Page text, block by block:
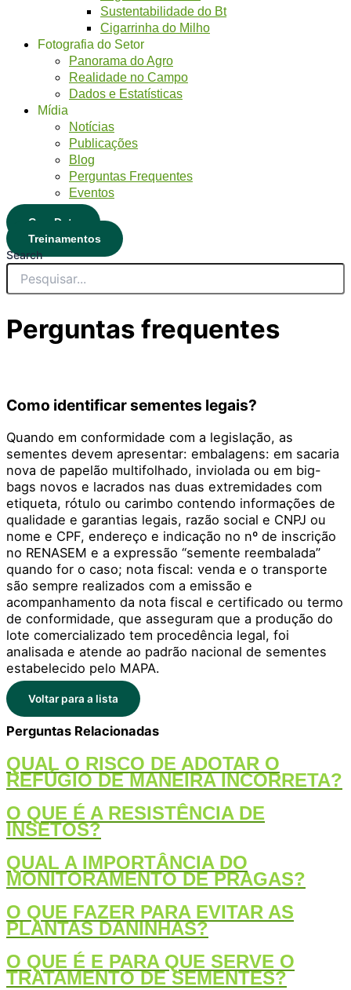
Sustentabilidade do Bt
Cigarrinha do Milho
Fotografia do Setor
Panorama do Agro
Realidade no Campo
Dados e Estatísticas
Mídia
Notícias
Publicações
Blog
Perguntas Frequentes
Eventos
CropData
Treinamentos
Search
Perguntas frequentes
Como identificar sementes legais?
Quando em conformidade com a legislação, as
sementes devem apresentar: embalagens: em sacaria
nova de papelão multifolhado, inviolada ou em big-
bags novos e lacrados nas duas extremidades com
etiqueta, rótulo ou carimbo contendo informações de
qualidade e garantias legais, razão social e CNPJ ou
nome e CPF, endereço e indicação no nº de inscrição
no RENASEM e a expressão “semente reembalada”
quando for o caso; nota fiscal: venda e o transporte
são sempre realizados com a emissão e
acompanhamento da nota fiscal e certificado ou termo
de conformidade, que asseguram que a produção do
lote comercializado tem procedência legal, foi
analisada e atende ao padrão nacional de sementes
estabelecido pelo MAPA.
Voltar para a lista
Perguntas Relacionadas
QUAL O RISCO DE ADOTAR O
REFÚGIO DE MANEIRA INCORRETA?
O QUE É A RESISTÊNCIA DE
INSETOS?
QUAL A IMPORTÂNCIA DO
MONITORAMENTO DE PRAGAS?
O QUE FAZER PARA EVITAR AS
PLANTAS DANINHAS?
O QUE É E PARA QUE SERVE O
TRATAMENTO DE SEMENTES?